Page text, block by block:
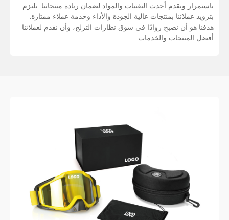
باستمرار ونقدم أحدث التقنيات والمواد لضمان ريادة منتجاتنا. نلتزم
بتزويد عملائنا بمنتجات عالية الجودة والأداء وخدمة عملاء ممتازة.
هدفنا هو أن نصبح روادًا في سوق نظارات التزلج، وأن نقدم لعملائنا
أفضل المنتجات والخدمات.